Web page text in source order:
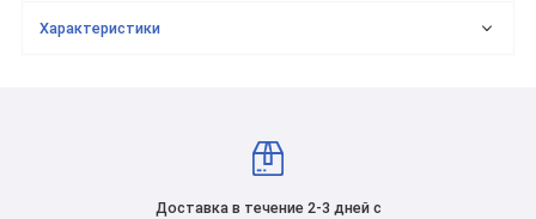
Характеристики
Доставка в течение 2-3 дней с